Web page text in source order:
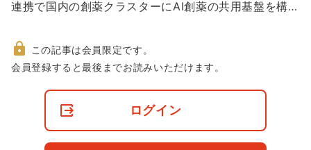
連携で国内の創薬クラスターにAI創薬の共用基盤を構…
非
この記事は会員限定です。
会員登録すると最後までお読みいただけます。
ログイン